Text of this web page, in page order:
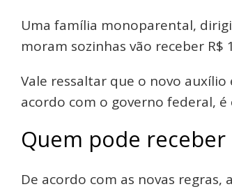
Uma família monoparental,
moram sozinhas vão receber R$
Vale ressaltar que o novo
acordo com o governo federal,
Quem pode receber
De acordo com as novas